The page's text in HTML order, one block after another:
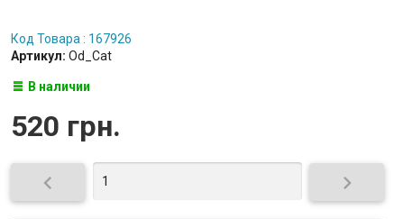
Код Товара : 167926
Артикул: Od_Cat
В наличии
520 грн.
 